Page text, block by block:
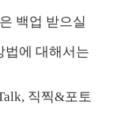
백업 받으실
법에 대해서는
직찍&포토